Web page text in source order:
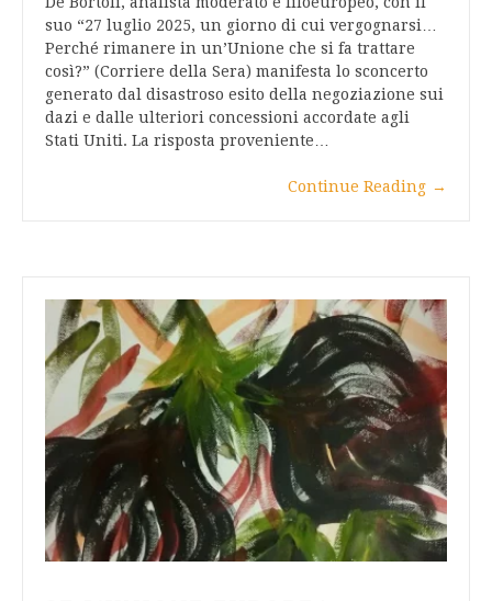
suo “27 luglio 2025, un giorno di cui vergognarsi…
Perché rimanere in un’Unione che si fa trattare
così?” (Corriere della Sera) manifesta lo sconcerto
generato dal disastroso esito della negoziazione sui
dazi e dalle ulteriori concessioni accordate agli
Stati Uniti. La risposta proveniente…
Continue Reading →